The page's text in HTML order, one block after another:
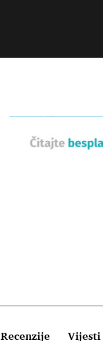
Recenzije Vijesti